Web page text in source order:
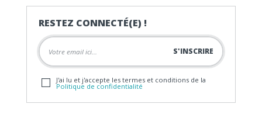
RESTEZ CONNECTÉ(E) !
J'ai lu et j'accepte les termes et conditions de la
Politique de confidentialité